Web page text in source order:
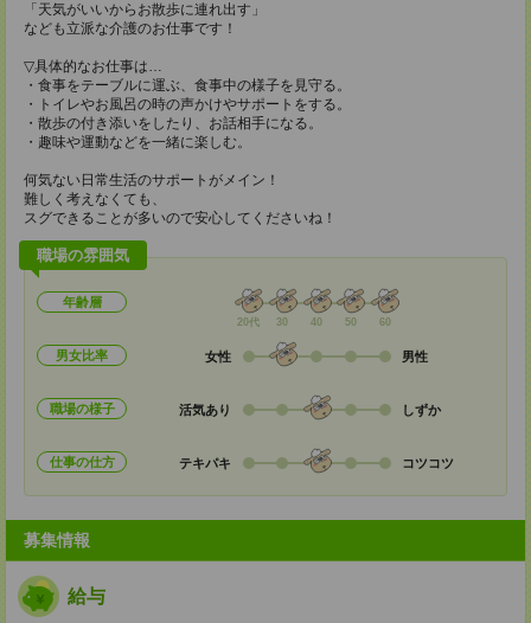
「天気がいいからお散歩に連れ出す」
なども立派な介護のお仕事です！
▽具体的なお仕事は…
・食事をテーブルに運ぶ、食事中の様子を見守る。
・トイレやお風呂の時の声かけやサポートをする。
・散歩の付き添いをしたり、お話相手になる。
・趣味や運動などを一緒に楽しむ。
何気ない日常生活のサポートがメイン！
難しく考えなくても、
スグできることが多いので安心してくださいね！
職場の雰囲気
年齢層
20代 30 40 50 60
男女比率 女性 男性
職場の様子 活気あり しずか
仕事の仕方 テキパキ コツコツ
募集情報
給与